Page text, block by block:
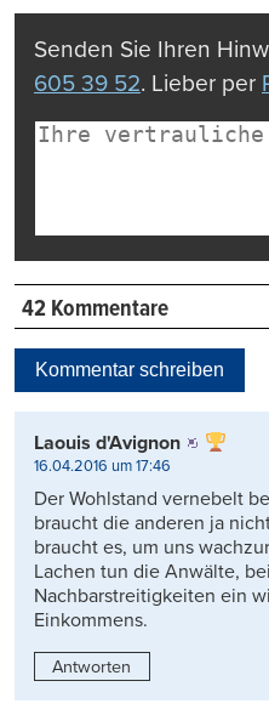
Senden Sie Ihren
605 39 52. Lieber per
42 Kommentare
Kommentar schreiben
Laouis d'Avignon
16.04.2016 um 17:46
Der Wohlstand vernebelt
braucht die anderen ja
braucht es, um uns
Lachen tun die Anwälte,
Nachbarstreitigkeiten ein
Einkommens.
Antworten